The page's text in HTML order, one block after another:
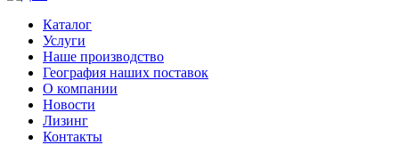
Каталог
Услуги
Наше производство
География наших поставок
О компании
Новости
Лизинг
Контакты